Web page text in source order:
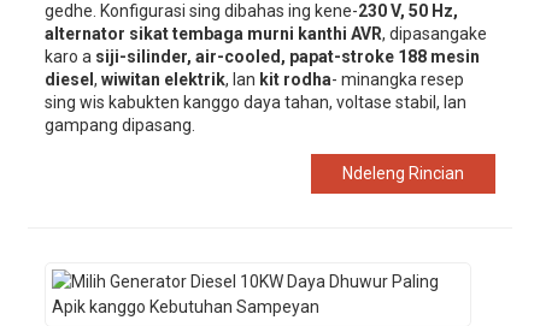
gedhe. Konfigurasi sing dibahas ing kene-230 V, 50 Hz,
alternator sikat tembaga murni kanthi AVR, dipasangake
karo a siji-silinder, air-cooled, papat-stroke 188 mesin
diesel , wiwitan elektrik, lan kit rodha- minangka resep
sing wis kabukten kanggo daya tahan, voltase stabil, lan
gampang dipasang.
Ndeleng Rincian